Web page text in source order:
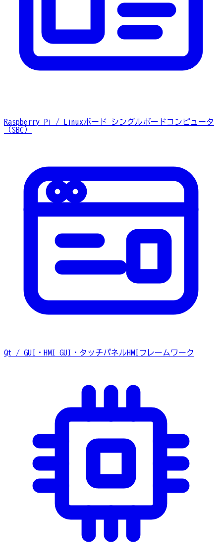
Raspberry Pi / Linuxボード
シングルボードコンピュータ
（SBC）
Qt / GUI・HMI GUI・タッチパネルHMIフレームワーク